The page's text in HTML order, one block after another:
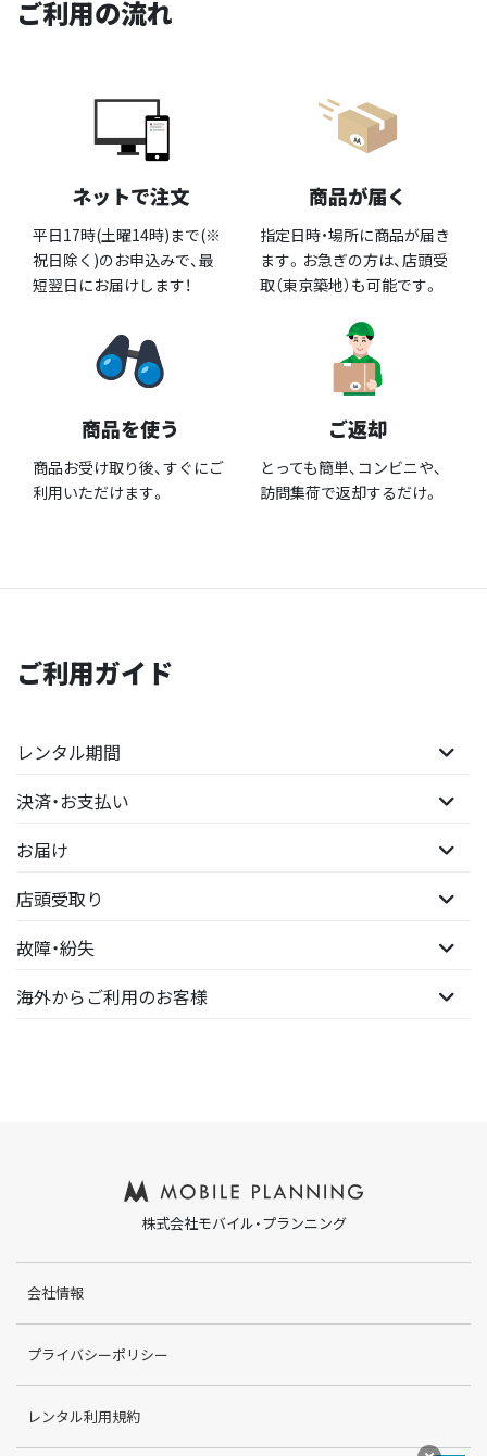
ご利用の流れ
ネットで注文
平日17時(土曜14時)まで(※
祝日除く)のお申込みで、最
短翌日にお届けします！
商品が届く
指定日時・場所に商品が届き
ます。お急ぎの方は、店頭受
取（東京築地）も可能です。
商品を使う
商品お受け取り後、すぐにご
利用いただけます。
ご返却
とっても簡単、コンビニや、
訪問集荷で返却するだけ。
ご利用ガイド
レンタル期間
決済・お支払い
お届け
店頭受取り
故障・紛失
海外からご利用のお客様
株式会社モバイル・プランニング
会社情報
プライバシーポリシー
レンタル利用規約